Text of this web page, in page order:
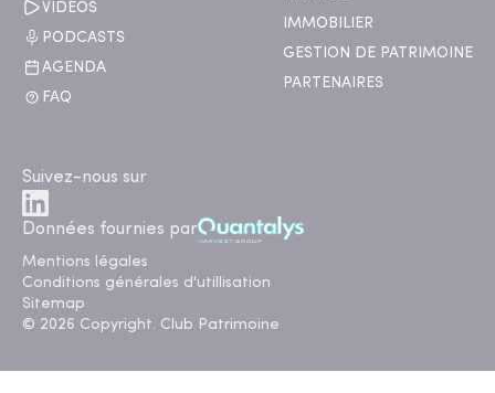
VIDÉOS
PODCASTS
AGENDA
FAQ
IMMOBILIER
GESTION DE PATRIMOINE
PARTENAIRES
Suivez-nous sur
Données fournies par
Mentions légales
Conditions générales d'utillisation
Sitemap
© 2026 Copyright. Club Patrimoine